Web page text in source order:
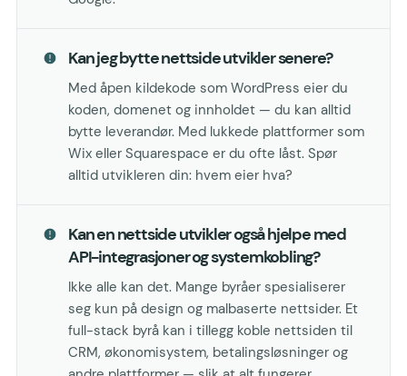
Kan jeg bytte nettside utvikler senere?
Med åpen kildekode som WordPress eier du
koden, domenet og innholdet — du kan alltid
bytte leverandør. Med lukkede plattformer som
Wix eller Squarespace er du ofte låst. Spør
alltid utvikleren din: hvem eier hva?
Kan en nettside utvikler også hjelpe med
API-integrasjoner og systemkobling?
Ikke alle kan det. Mange byråer spesialiserer
seg kun på design og malbaserte nettsider. Et
full-stack byrå kan i tillegg koble nettsiden til
CRM, økonomisystem, betalingsløsninger og